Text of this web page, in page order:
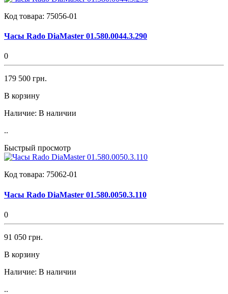
Код товара: 75056-01
Часы Rado DiaMaster 01.580.0044.3.290
0
179 500 грн.
В корзину
Наличие: В наличии
..
Быстрый просмотр
Код товара: 75062-01
Часы Rado DiaMaster 01.580.0050.3.110
0
91 050 грн.
В корзину
Наличие: В наличии
..